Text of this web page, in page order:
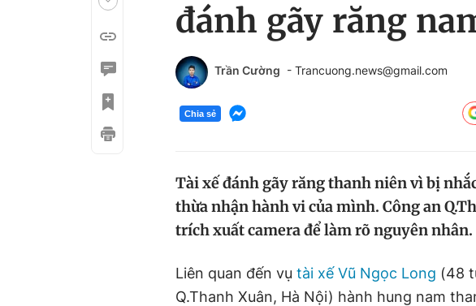
đánh gãy răng
Trần Cường - Trancuong.news@gmail.com
Chia sẻ
Tài xế đánh gãy răng thanh niên vì bị
thừa nhận hành vi của mình. Công an
trích xuất camera để làm rõ nguyên nhân.
Liên quan đến vụ tài xế Vũ Ngọc Long (48
Q.Thanh Xuân, Hà Nội) hành hung nam